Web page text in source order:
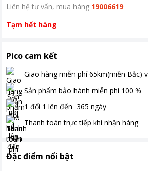
Liên hệ tư vấn, mua hàng 19006619
Tạm hết hàng
Pico cam kết
Giao hàng miễn phí 65km(miền Bắc)
Sản phẩm bảo hành miễn phí 100 %
1 đổi 1 lên đến 365 ngày
Thanh toán trực tiếp khi nhận hàng
Đặc điểm nổi bật